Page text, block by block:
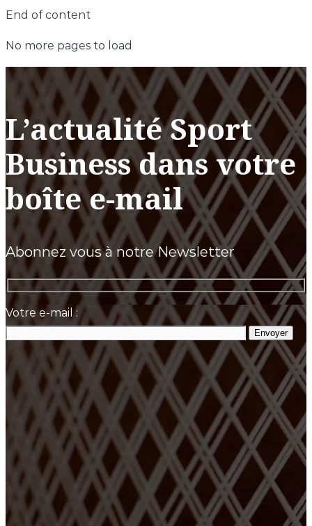
End of content
No more pages to load
L’actualité Sport
Business dans votre
boîte e-mail
Abonnez vous à notre Newsletter
Votre e-mail :